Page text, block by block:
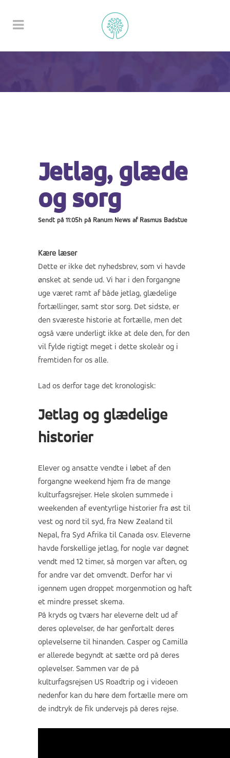
Jetlag, glæde
og sorg
Sendt på 11:05h på Ranum News af Rasmus Badstue
Kære læser
Dette er ikke det nyhedsbrev, som vi havde
ønsket at sende ud. Vi har i den forgangne
uge været ramt af både jetlag, glædelige
fortællinger, samt stor sorg. Det sidste, er
den sværeste historie at fortælle, men det
også være underligt ikke at dele den, for den
vil fylde rigtigt meget i dette skoleår og i
fremtiden for os alle.
Lad os derfor tage det kronologisk:
Jetlag og glædelige
historier
Elever og ansatte vendte i løbet af den
forgangne weekend hjem fra de mange
kulturfagsrejser. Hele skolen summede i
weekenden af eventyrlige historier fra øst til
vest og nord til syd, fra New Zealand til
Nepal, fra Syd Afrika til Canada osv. Eleverne
havde forskellige jetlag, for nogle var døgnet
vendt med 12 timer, så morgen var aften, og
for andre var det omvendt. Derfor har vi
igennem ugen droppet morgenmotion og haft
et mindre presset skema.
På kryds og tværs har eleverne delt ud af
deres oplevelser, de har genfortalt deres
oplevelserne til hinanden. Casper og Camilla
er allerede begyndt at sætte ord på deres
oplevelser. Sammen var de på
kulturfagsrejsen US Roadtrip og i videoen
nedenfor kan du høre dem fortælle mere om
de indtryk de fik undervejs på deres rejse.